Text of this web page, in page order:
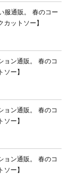
服通販。 春のコー
ットソー】
ョン通販。 春のコ
ー】
ョン通販。 春のコ
ー】
ョン通販。 春のコ
ー】